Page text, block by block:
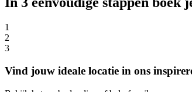
1
2
3
Vind jouw ideale locatie in ons